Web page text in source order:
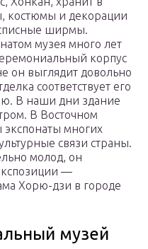
костюмы и декорации
ширмы.
музея много лет
корпус
он выглядит довольно
соответствует его
В наши дни здание
В Восточном
многих
связи страны.
молод, он
—
Хорю-дзи в городе
музей